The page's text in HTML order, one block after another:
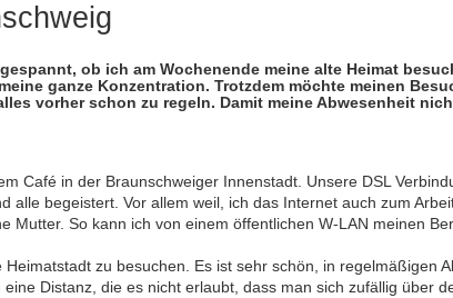
ob ich am Wochenende meine alte Heimat
ganze Konzentration. Trotzdem möchte meinen
vorher schon zu regeln. Damit meine Abwesenheit
Café in der Braunschweiger Innenstadt. Unsere DSL
alle begeistert. Vor allem weil, ich das Internet auch zum
Mutter. So kann ich von einem öffentlichen W-LAN meinen
zu besuchen. Es ist sehr schön, in regelmäßigen
Distanz, die es nicht erlaubt, dass man sich zufällig über